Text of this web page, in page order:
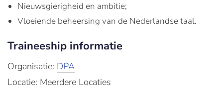
Nieuwsgierigheid en ambitie;
Vloeiende beheersing van de Nederlandse taal.
Traineeship informatie
Organisatie: DPA
Locatie: Meerdere Locaties